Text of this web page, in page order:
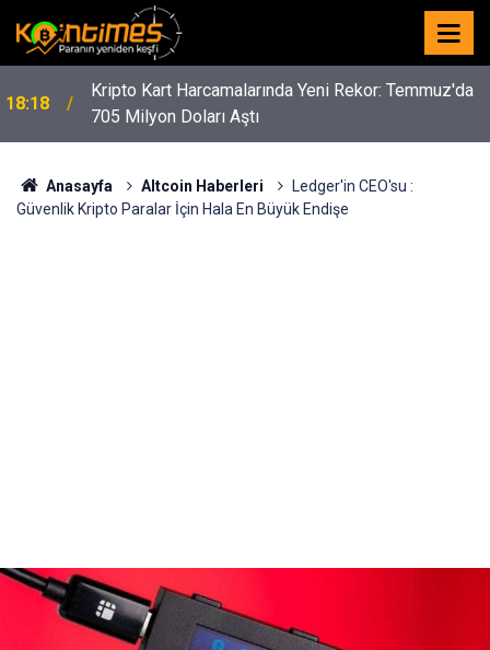
18:18
Kripto Kart Harcamalarında Yeni Rekor: Temmuz'da
705 Milyon Doları Aştı
Anasayfa Altcoin Haberleri
Ledger'in CEO'su :
Güvenlik Kripto Paralar İçin Hala En Büyük Endişe